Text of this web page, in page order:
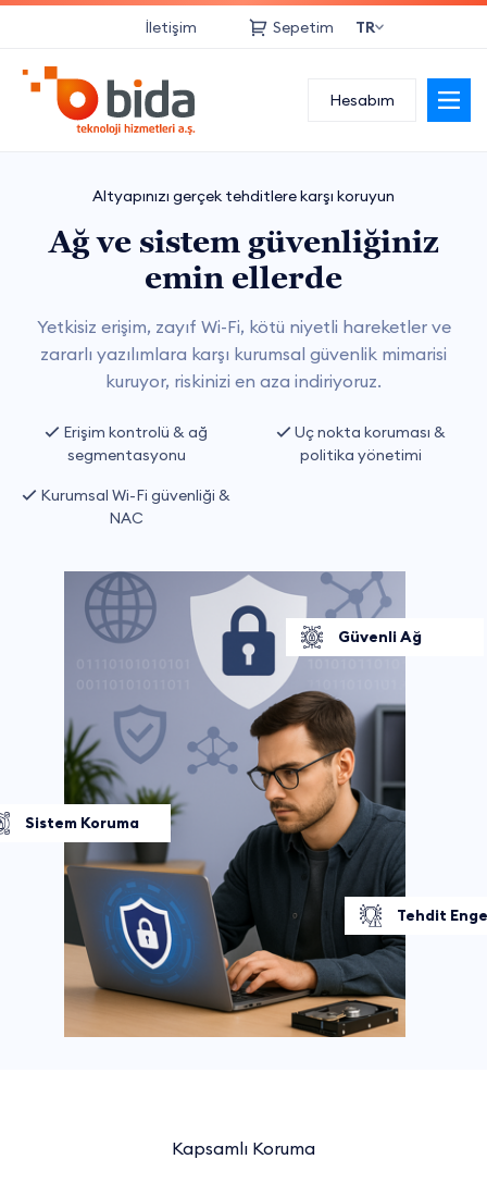
İletişim Sepetim TR
Kurumsal
Web Hizmetleri
Network Hizmetleri
Sanallaştırma
Yedekleme
Danışmanlık
Hesabım
Altyapınızı gerçek tehditlere karşı koruyun
Ağ ve sistem güvenliğiniz
emin ellerde
Yetkisiz erişim, zayıf Wi-Fi, kötü niyetli hareketler ve
zararlı yazılımlara karşı kurumsal güvenlik mimarisi
kuruyor, riskinizi en aza indiriyoruz.
Erişim kontrolü & ağ
segmentasyonu
Kurumsal Wi-Fi güvenliği &
NAC
Uç nokta koruması &
politika yönetimi
Güvenli Ağ
Sistem Koruma
Tehdit
Kapsamlı Koruma